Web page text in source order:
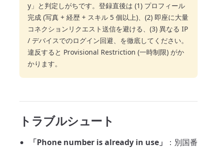
y」と判定しがちです。登録直後は (1) プロフィール
完成 (写真 + 経歴 + スキル 5 個以上)、(2) 即座に大量
コネクションリクエスト送信を避ける、(3) 異なる IP
/ デバイスでのログイン回避、を徹底してください。
違反すると Provisional Restriction (一時制限) がか
かります。
トラブルシュート
「Phone number is already in use」
：別国番